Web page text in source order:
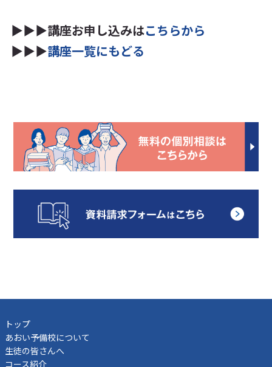
▶▶▶講座お申し込みはこちらから
▶▶▶講座一覧にもどる
トップ
あおい予備校について
生徒の皆さんへ
コース紹介